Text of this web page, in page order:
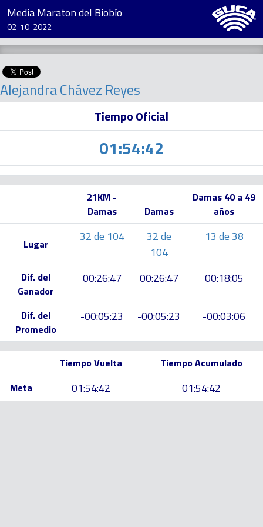
Media Maraton del Biobío
02-10-2022
Alejandra Chávez Reyes
Tiempo Oficial
01:54:42
21KM -
Damas
Damas
Damas 40 a 49
años
Lugar 32 de 104
32 de
104
13 de 38
Dif. del
Ganador
00:26:47 00:26:47 00:18:05
Dif. del
Promedio
-00:05:23 -00:05:23 -00:03:06
Tiempo Vuelta
Tiempo Acumulado
Meta
01:54:42 01:54:42